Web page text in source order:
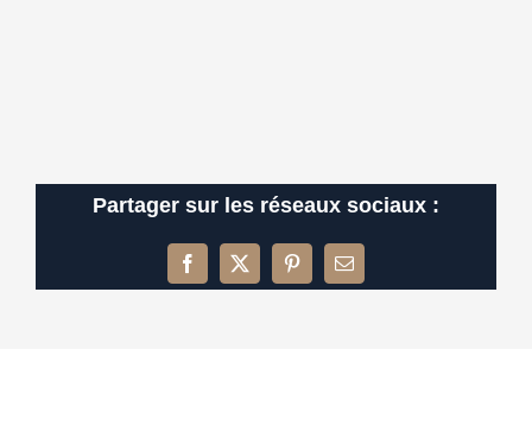
Partager sur les réseaux sociaux :
Facebook
X PinterestEmail